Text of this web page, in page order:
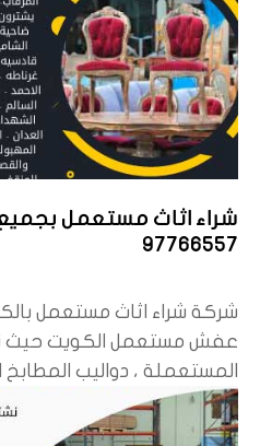
شراء اثاث مستعمل
97766557
شركة شراء اثاث مستعمل
عفش مستعمل الكويت حيث
المستعملة ، دواليب